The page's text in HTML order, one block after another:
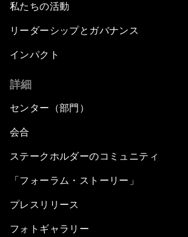
私たちの活動
リーダーシップとガバナンス
インパクト
詳細
センター（部門）
会合
ステークホルダーのコミュニティ
「フォーラム・ストーリー」
プレスリリース
フォトギャラリー